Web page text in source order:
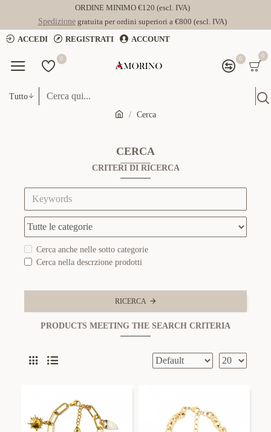
ORDINE MINIMO €120 (escl. IVA)
Spedizionegratuita per ordini superiori a €800 (escl. IVA)
ACCEDI
REGISTRATI ACCOUNT
0 0 0
Tutto
Cerca
CERCA
CRITERI DI RICERCA
Cerca anche nelle sotto categorie
Cerca nella descrzione prodotti
RICERCA
PRODUCTS MEETING THE SEARCH CRITERIA